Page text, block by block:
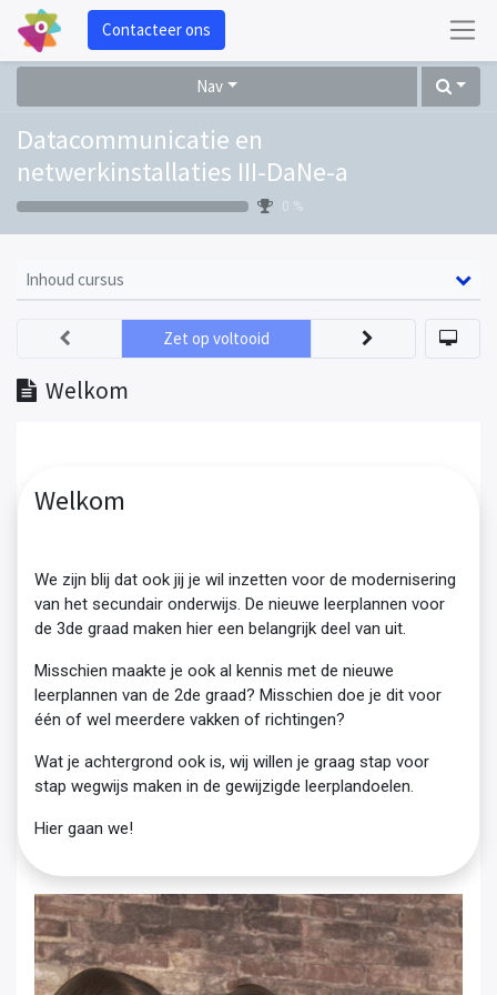
Contacteer ons
Nav
Datacommunicatie en
netwerkinstallaties III-DaNe-a
0 %
Inhoud cursus
Welkom
Zet op voltooid
Welkom
We zijn blij dat ook jij je wil inzetten voor de modernisering
van het secundair onderwijs. De nieuwe leerplannen voor
de 3de graad maken hier een belangrijk deel van uit.
Misschien maakte je ook al kennis met de nieuwe
leerplannen van de 2de graad? Misschien doe je dit voor
één of wel meerdere vakken of richtingen?
Wat je achtergrond ook is, wij willen je graag stap voor
stap wegwijs maken in de gewijzigde leerplandoelen.
Hier gaan we!